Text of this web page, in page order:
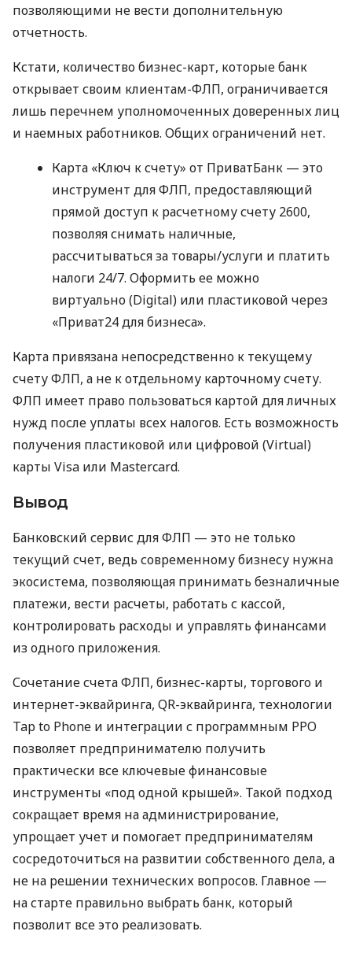
позволяющими не вести дополнительную
отчетность.
Кстати, количество бизнес-карт, которые банк
открывает своим клиентам-ФЛП, ограничивается
лишь перечнем уполномоченных доверенных лиц
и наемных работников. Общих ограничений нет.
Карта «Ключ к счету» от ПриватБанк — это
инструмент для ФЛП, предоставляющий
прямой доступ к расчетному счету 2600,
позволяя снимать наличные,
рассчитываться за товары/услуги и платить
налоги 24/7. Оформить ее можно
виртуально (Digital) или пластиковой через
«Приват24 для бизнеса».
Карта привязана непосредственно к текущему
счету ФЛП, а не к отдельному карточному счету.
ФЛП имеет право пользоваться картой для личных
нужд после уплаты всех налогов. Есть возможность
получения пластиковой или цифровой (Virtual)
карты Visa или Mastercard.
Вывод
Банковский сервис для ФЛП — это не только
текущий счет, ведь современному бизнесу нужна
экосистема, позволяющая принимать безналичные
платежи, вести расчеты, работать с кассой,
контролировать расходы и управлять финансами
из одного приложения.
Сочетание счета ФЛП, бизнес-карты, торгового и
интернет-эквайринга, QR-эквайринга, технологии
Tap to Phone и интеграции с программным РРО
позволяет предпринимателю получить
практически все ключевые финансовые
инструменты «под одной крышей». Такой подход
сокращает время на администрирование,
упрощает учет и помогает предпринимателям
сосредоточиться на развитии собственного дела, а
не на решении технических вопросов. Главное —
на старте правильно выбрать банк, который
позволит все это реализовать.